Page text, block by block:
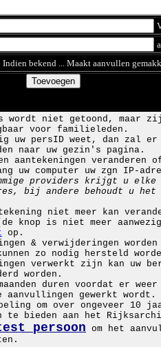
Indien bekend ... Maakt aanvullen
wordt niet getoond, maar
voor familieleden.
uw persID weet, dan zal er
naar uw gezin's pagina.
aantekeningen veranderen
uw computer uw zgn IP-
providers krijgt u elke
bij andere behoudt u het
niet meer kan
knop is niet meer
op.
& verwijderingen worden
zo nodig hersteld
verwerkt zijn kan uw
worden.
duren voordat er weer
aanvullingen gewerkt wordt.
om over ongeveer 10
te bieden aan het
persoon om het